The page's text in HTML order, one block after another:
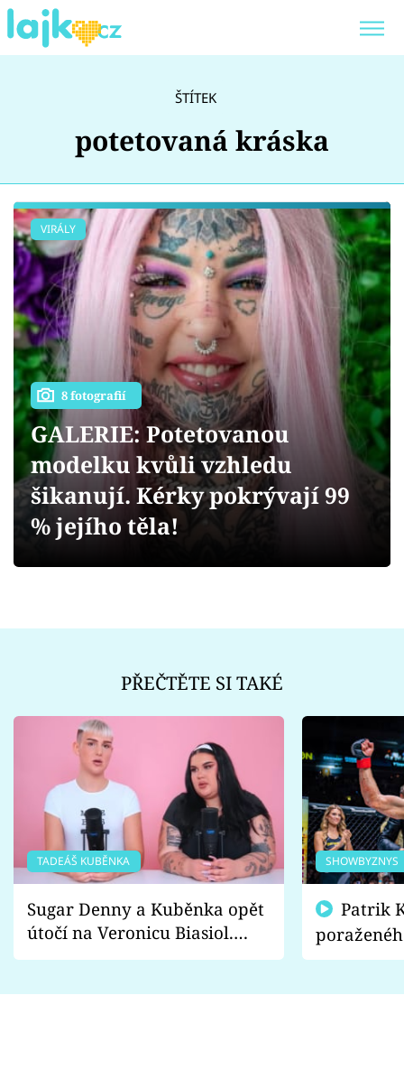
Témata
Showbyznys
Youtubeři
Virály
Sex a vztahy
Videa
Sledujte prima+
ŠTÍTEK
potetovaná kráska
VIRÁLY
8 fotografií
GALERIE: Potetovanou
modelku kvůli vzhledu
šikanují. Kérky pokrývají 99
% jejího těla!
PŘEČTĚTE SI TAKÉ
TADEÁŠ KUBĚNKA
Sugar Denny a Kuběnka opět
útočí na Veronicu Biasiol.
Proč je podle nich falešná a
SHOWBYZNYS
fanoušci